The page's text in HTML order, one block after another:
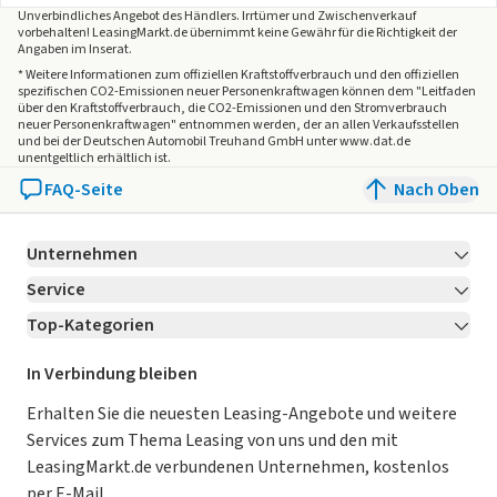
Unverbindliches Angebot desHändlers. Irrtümer und Zwischenverkauf
vorbehalten! LeasingMarkt.de übernimmt keine Gewähr für die Richtigkeit der
Angaben im Inserat.
* Weitere Informationen zum offiziellen Kraftstoffverbrauch und den offiziellen
spezifischen CO2-Emissionen neuer Personenkraftwagen können dem "Leitfaden
über den Kraftstoffverbrauch, die CO2-Emissionen und den Stromverbrauch
neuer Personenkraftwagen" entnommen werden, der an allen Verkaufsstellen
und bei der Deutschen Automobil Treuhand GmbH unter www.dat.de
unentgeltlich erhältlich ist.
FAQ-Seite Nach Oben
Unternehmen
Über LeasingMarkt.de
Karriere Jetzt bewerben!
Für Händler
Kooperation mit AutoScout24
AGB
Service
Kontakt
Ratgeber
Magazin
Datenschutz-Einstellungen
So funktioniert’s
Top-Kategorien
Leasing Deals
Gebrauchtwagen Leasing
Leasing ohne Anzahlung
E-Auto Leasing
In Verbindung bleiben
Erhalten Sie die neuesten Leasing-Angebote und weitere
Services zum Thema Leasing von uns und den mit
LeasingMarkt.de verbundenen Unternehmen, kostenlos